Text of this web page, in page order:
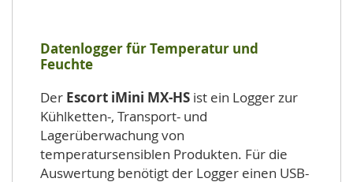
Datenlogger für Temperatur und
Feuchte
Der Escort iMini MX-HS ist ein Logger zur
Kühlketten-, Transport- und
Lagerüberwachung von
temperatursensiblen Produkten. Für die
Auswertung benötigt der Logger einen USB-